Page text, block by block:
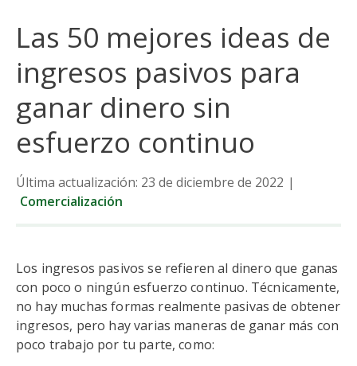
Las 50 mejores ideas de
ingresos pasivos para
ganar dinero sin
esfuerzo continuo
Última actualización: 23 de diciembre de 2022 |
Comercialización
Los ingresos pasivos se refieren al dinero que ganas
con poco o ningún esfuerzo continuo. Técnicamente,
no hay muchas formas realmente pasivas de obtener
ingresos, pero hay varias maneras de ganar más con
poco trabajo por tu parte, como: